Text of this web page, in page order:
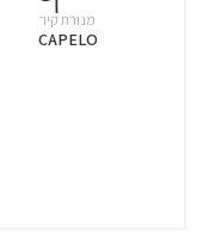
מנורת קיר
CAPELO